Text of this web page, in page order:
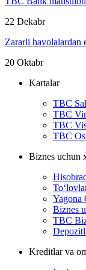
22 Dekabr
Zararli havolalardan
20 Oktabr
Kartalar
TBC
TBC
TBC
TBC
Biznes uchun
Yagona
Biznes
TBC
Kreditlar va